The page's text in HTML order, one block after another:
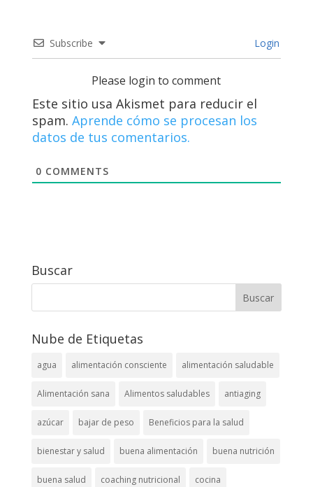
Subscribe Login
Please login to comment
Este sitio usa Akismet para reducir el
spam. Aprende cómo se procesan los
datos de tus comentarios.
0 COMMENTS
Buscar
Nube de Etiquetas
agua alimentación consciente alimentación saludable
Alimentación sana Alimentos saludables antiaging
azúcar bajar de peso Beneficios para la salud
bienestar y salud buena alimentación buena nutrición
buena salud coaching nutricional cocina